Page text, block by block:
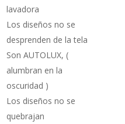
lavadora
Los diseños no se
desprenden de la tela
Son AUTOLUX, (
alumbran en la
oscuridad )
Los diseños no se
quebrajan